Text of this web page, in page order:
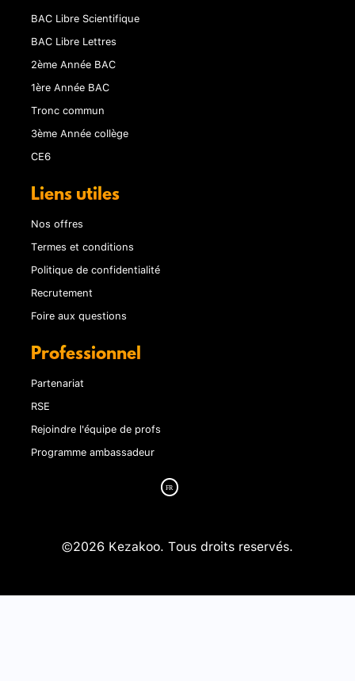
BAC Libre Scientifique
BAC Libre Lettres
2ème Année BAC
1ère Année BAC
Tronc commun
3ème Année collège
CE6
Liens utiles
Nos offres
Termes et conditions
Politique de confidentialité
Recrutement
Foire aux questions
Professionnel
Partenariat
RSE
Rejoindre l'équipe de profs
Programme ambassadeur
©2026 Kezakoo. Tous droits reservés.